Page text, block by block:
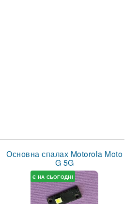
Основна спалах Motorola Moto
G 5G
Є НА СЬОГОДНІ